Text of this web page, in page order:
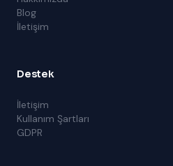
Blog
İletişim
Destek
İletişim
Kullanım Şartları
GDPR